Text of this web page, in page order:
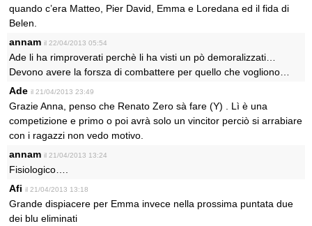
quando c’era Matteo, Pier David, Emma e Loredana ed il fida di
Belen.
annam il 22/04/2013 05:54
Ade li ha rimproverati perchè li ha visti un pò demoralizzati…
Devono avere la forsza di combattere per quello che vogliono…
Ade il 21/04/2013 23:49
Grazie Anna, penso che Renato Zero sà fare (Y) . Lì è una
competizione e primo o poi avrà solo un vincitor perciò si arrabiare
con i ragazzi non vedo motivo.
annam il 21/04/2013 13:24
Fisiologico….
Afi il 21/04/2013 13:18
Grande dispiacere per Emma invece nella prossima puntata due
dei blu eliminati